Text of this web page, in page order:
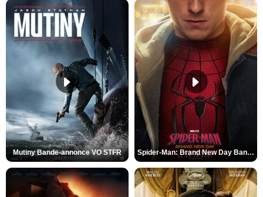
Mutiny Bande-annonce VO STFR Spider-Man: Brand New Day Bande-annonce VO STFR